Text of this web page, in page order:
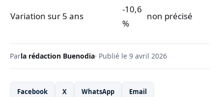
Variation sur 5 ans
-10,6
%
non précisé
Parla rédaction Buenodia· Publié le 9 avril 2026
Facebook X WhatsApp Email